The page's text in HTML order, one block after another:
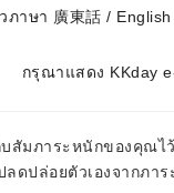
ภาษา 廣東話 /
กรุณาแสดง KKday
มภาระหนักของคุณไว้
ดปล่อยตัวเองจากภาร